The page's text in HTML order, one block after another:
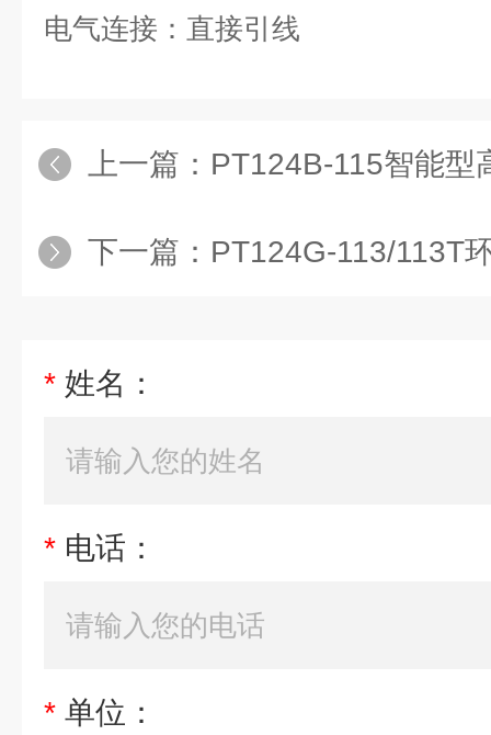
电气连接：直接引线
上一篇： PT124B-115智能型
下一篇： PT124G-113/113T
* 姓名：
* 电话：
* 单位：